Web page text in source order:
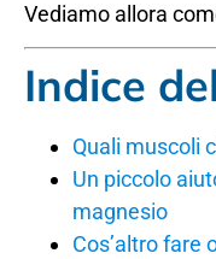
Vediamo allora
Indice
Quali muscoli
Un piccolo
magnesio
Cos’altro fare